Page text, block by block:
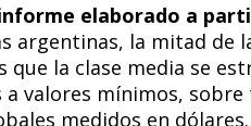
elaborado a
argentinas, la mitad de
que la clase media se
a valores mínimos,
medidos en dólares.